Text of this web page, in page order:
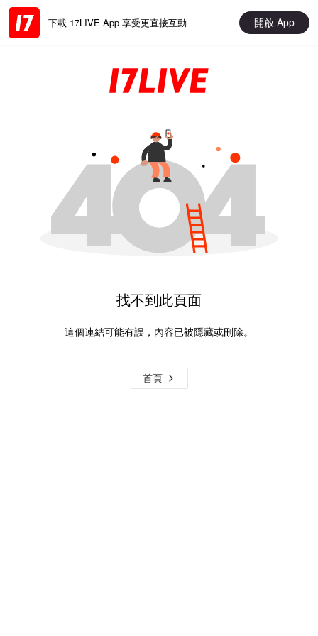
下載 17LIVE App 享受更直接互動 開啟 App
找不到此頁面
這個連結可能有誤，內容已被隱藏或刪除。
首頁